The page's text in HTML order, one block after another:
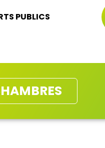
PUBLICS